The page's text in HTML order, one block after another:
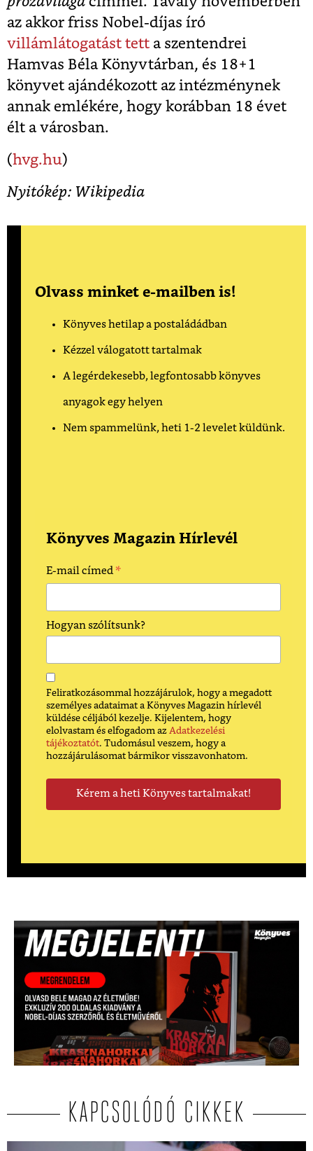
az akkor friss Nobel-díjas író
villámlátogatást tett a szentendrei
Hamvas Béla Könyvtárban, és 18+1
könyvet ajándékozott az intézménynek
annak emlékére, hogy korábban 18 évet
élt a városban.
(hvg.hu)
Nyitókép: Wikipedia
Olvass minket e-mailben is!
Könyves hetilap a postaládádban
Kézzel válogatott tartalmak
A legérdekesebb, legfontosabb könyves
anyagok egy helyen
Nem spammelünk, heti 1-2 levelet küldünk.
Könyves Magazin Hírlevél
E-mail címed*
Hogyan szólítsunk?
Feliratkozásommal hozzájárulok, hogy a megadott
személyes adataimat a Könyves Magazin hírlevél
küldése céljából kezelje. Kijelentem, hogy
elolvastam és elfogadom az Adatkezelési
tájékoztatót. Tudomásul veszem, hogy a
hozzájárulásomat bármikor visszavonhatom.
KAPCSOLÓDÓ CIKKEK